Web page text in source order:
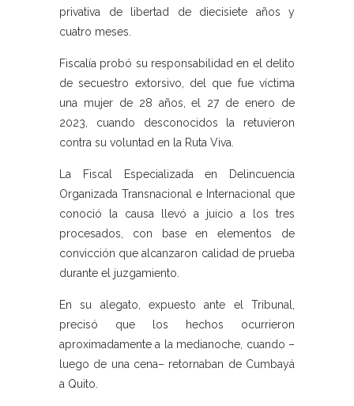
privativa de libertad de diecisiete años y
cuatro meses.
Fiscalía probó su responsabilidad en el delito
de secuestro extorsivo, del que fue víctima
una mujer de 28 años, el 27 de enero de
2023, cuando desconocidos la retuvieron
contra su voluntad en la Ruta Viva.
La Fiscal Especializada en Delincuencia
Organizada Transnacional e Internacional que
conoció la causa llevó a juicio a los tres
procesados, con base en elementos de
convicción que alcanzaron calidad de prueba
durante el juzgamiento.
En su alegato, expuesto ante el Tribunal,
precisó que los hechos ocurrieron
aproximadamente a la medianoche, cuando –
luego de una cena– retornaban de Cumbayá
a Quito.